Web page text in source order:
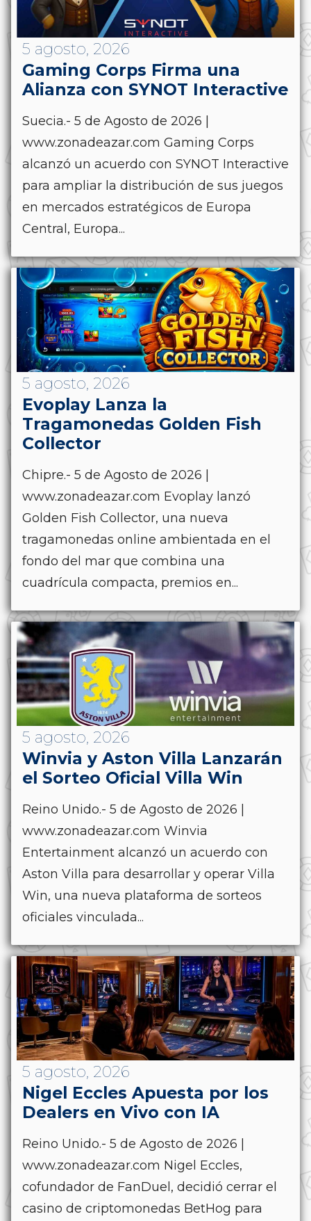
5 agosto, 2026
Gaming Corps Firma una
Alianza con SYNOT Interactive
Suecia.- 5 de Agosto de 2026 |
www.zonadeazar.com Gaming Corps
alcanzó un acuerdo con SYNOT Interactive
para ampliar la distribución de sus juegos
en mercados estratégicos de Europa
Central, Europa...
5 agosto, 2026
Evoplay Lanza la
Tragamonedas Golden Fish
Collector
Chipre.- 5 de Agosto de 2026 |
www.zonadeazar.com Evoplay lanzó
Golden Fish Collector, una nueva
tragamonedas online ambientada en el
fondo del mar que combina una
cuadrícula compacta, premios en...
5 agosto, 2026
Winvia y Aston Villa Lanzarán
el Sorteo Oficial Villa Win
Reino Unido.- 5 de Agosto de 2026 |
www.zonadeazar.com Winvia
Entertainment alcanzó un acuerdo con
Aston Villa para desarrollar y operar Villa
Win, una nueva plataforma de sorteos
oficiales vinculada...
5 agosto, 2026
Nigel Eccles Apuesta por los
Dealers en Vivo con IA
Reino Unido.- 5 de Agosto de 2026 |
www.zonadeazar.com Nigel Eccles,
cofundador de FanDuel, decidió cerrar el
casino de criptomonedas BetHog para